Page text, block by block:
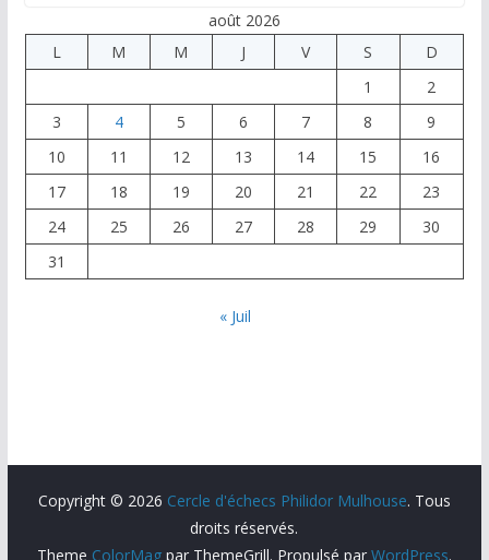
août 2026
L
M M J V S
D
1
2
3
4 5 6 7 8
9
10
11 12 13 14 15
16
17
18 19 20 21 22
23
24
25 26 27 28 29
30
31
« Juil
Copyright © 2026 Cercle d'échecs Philidor Mulhouse. Tous
droits réservés.
Theme ColorMagpar ThemeGrill. Propulsé par WordPress.